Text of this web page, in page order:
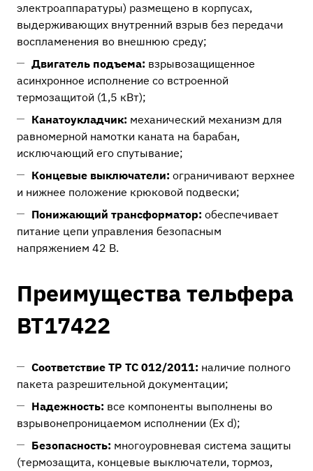
электроаппаратуры) размещено в корпусах,
выдерживающих внутренний взрыв без передачи
воспламенения во внешнюю среду;
Двигатель подъема: взрывозащищенное
асинхронное исполнение со встроенной
термозащитой (1,5 кВт);
Канатоукладчик: механический механизм для
равномерной намотки каната на барабан,
исключающий его спутывание;
Концевые выключатели: ограничивают верхнее
и нижнее положение крюковой подвески;
Понижающий трансформатор: обеспечивает
питание цепи управления безопасным
напряжением 42 В.
Преимущества тельфера
ВТ17422
Соответствие ТР ТС 012/2011: наличие полного
пакета разрешительной документации;
Надежность: все компоненты выполнены во
взрывонепроницаемом исполнении (Ex d);
Безопасность: многоуровневая система защиты
(термозащита, концевые выключатели, тормоз,